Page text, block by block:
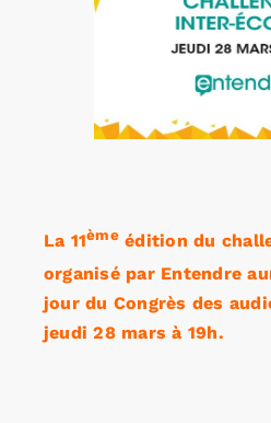
agrandie
La 11èmeédition du
organisé par Entendre
jour du Congrès des
jeudi 28 mars à 19h.